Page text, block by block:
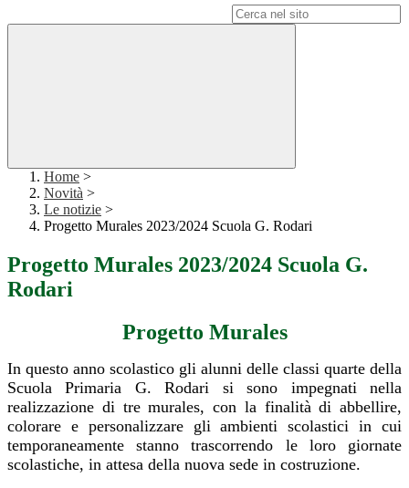
Home >
Novità >
Le notizie >
Progetto Murales 2023/2024 Scuola G. Rodari
Progetto Murales 2023/2024 Scuola G.
Rodari
Progetto Murales
In questo anno scolastico gli alunni delle classi quarte della
Scuola Primaria G. Rodari si sono impegnati nella
realizzazione di tre murales, con la finalità di abbellire,
colorare e personalizzare gli ambienti scolastici in cui
temporaneamente stanno trascorrendo le loro giornate
scolastiche, in attesa della nuova sede in costruzione.